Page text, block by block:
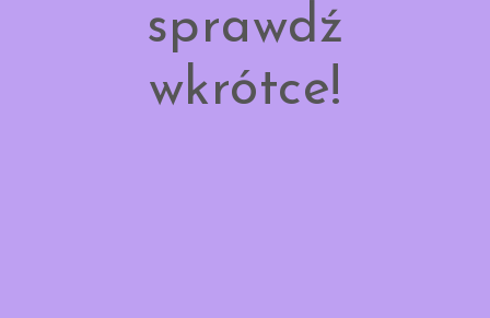
sprawdź
wkrótce!